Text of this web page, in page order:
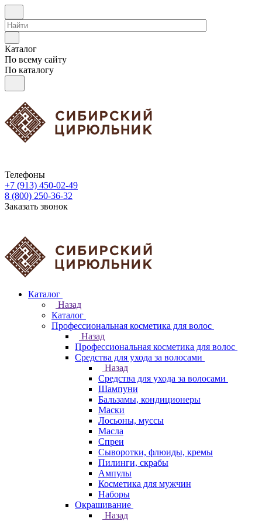
Каталог
По всему сайту
По каталогу
Телефоны
+7 (913) 450-02-49
8 (800) 250-36-32
Заказать звонок
Каталог
Назад
Каталог
Профессиональная косметика для волос
Назад
Профессиональная косметика для волос
Средства для ухода за волосами
Назад
Средства для ухода за волосами
Шампуни
Бальзамы, кондиционеры
Маски
Лосьоны, муссы
Масла
Спреи
Сыворотки, флюиды, кремы
Пилинги, скрабы
Ампулы
Косметика для мужчин
Наборы
Окрашивание
Назад